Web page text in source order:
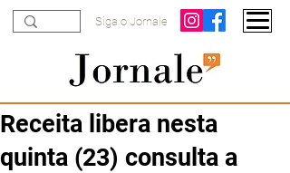
Siga o Jornale
Receita libera nesta
quinta (23) consulta a